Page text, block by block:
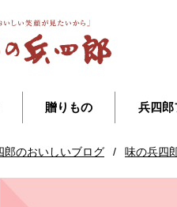
贈りもの 兵四郎
郎のおいしいブログ / 味の兵四